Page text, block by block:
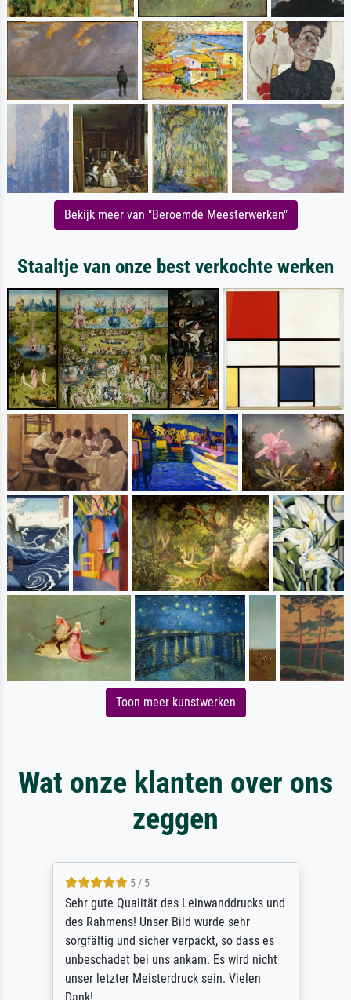
Bekijk meer van "Beroemde Meesterwerken"
Staaltje van onze best verkochte werken
Toon meer kunstwerken
Wat onze klanten over ons
zeggen
5 / 5
Sehr gute Qualität des Leinwanddrucks und
des Rahmens! Unser Bild wurde sehr
sorgfältig und sicher verpackt, so dass es
unbeschadet bei uns ankam. Es wird nicht
unser letzter Meisterdruck sein. Vielen